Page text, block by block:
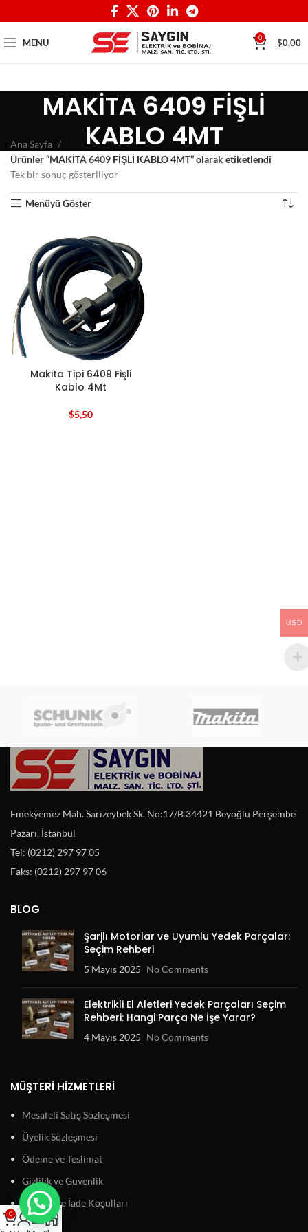
MENU 0 $0,00
MAKİTA 6409 FİŞLİ
KABLO 4MT
Ana Sayfa
Ürünler “MAKİTA 6409 FİŞLİ KABLO 4MT” olarak etiketlendi
Tek bir sonuç gösteriliyor
Menüyü Göster
Makita Tipi 6409 Fişli
Kablo 4Mt
$5,50
Emekyemez Mah. Sarızeybek Sk. No:17/B 34421 Beyoğlu Perşembe
Pazarı, İstanbul
Tel: (0212) 297 97 05
Faks: (0212) 297 97 06
BLOG
Şarjlı Motorlar ve Uyumlu Yedek Parçalar:
Seçim Rehberi
5 Mayıs 2025 No Comments
Elektrikli El Aletleri Yedek Parçaları Seçim
Rehberi: Hangi Parça Ne İşe Yarar?
4 Mayıs 2025 No Comments
MÜŞTERI HIZMETLERI
Mesafeli Satış Sözleşmesi
Üyelik Sözleşmesi
Ödeme ve Teslimat
Gizlilik ve Güvenlik
Garanti ve İade Koşulları
USD
0